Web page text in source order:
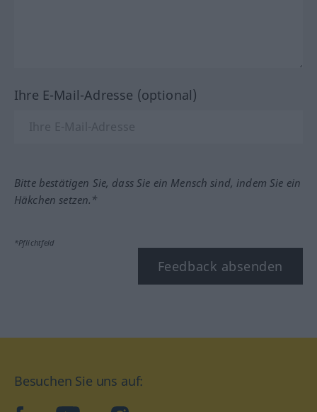
Ihre E-Mail-Adresse (optional)
Bitte bestätigen Sie, dass Sie ein Mensch sind, indem Sie ein
Häkchen setzen.*
*Pflichtfeld
Feedback absenden
Besuchen Sie uns auf: